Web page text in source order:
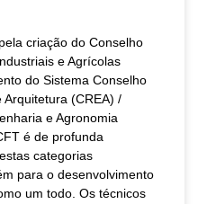
criação do Conselho
e Agrícolas
do Sistema Conselho
(CREA) /
e Agronomia
é de profunda
categorias
para o desenvolvimento
um todo. Os técnicos